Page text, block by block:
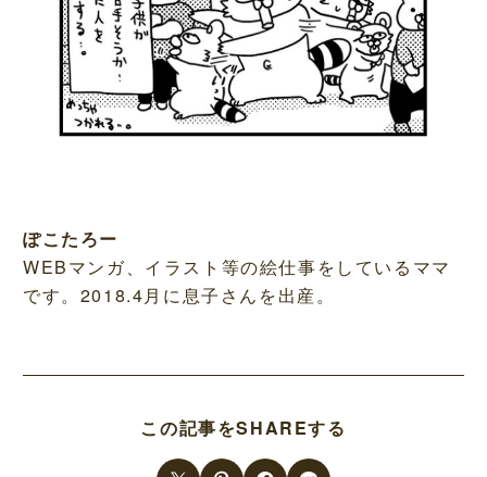
ぽこたろー
WEBマンガ、イラスト等の絵仕事をしているママ
です。2018.4月に息子さんを出産。
この記事をSHAREする